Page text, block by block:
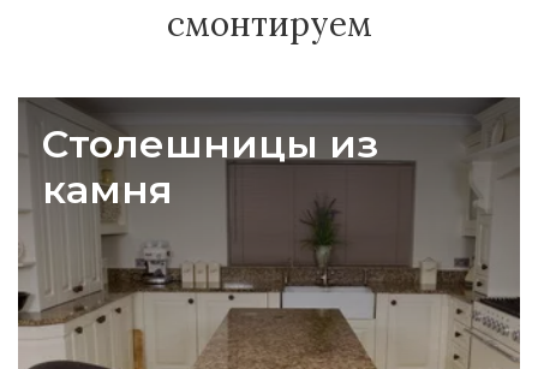
смонтируем
Столешницы из
камня